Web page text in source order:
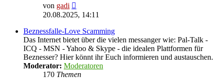
von gadi
Beitrag
20.08.2025, 14:11
Beznessfalle-Love Scamming
Das Internet bietet über die vielen messanger wie: Pal-Talk -
ICQ - MSN - Yahoo & Skype - die idealen Plattformen für
Beznesser? Hier könnt ihr Euch informieren und austauschen.
Moderator: Moderatoren
170 Themen